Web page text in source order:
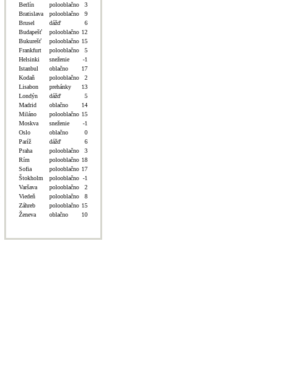
Berlín
polooblačno
3
Bratislava
polooblačno
9
Brusel
dážď
6
Budapešť
polooblačno 12
Bukurešť
polooblačno 15
Frankfurt
polooblačno
5
Helsinki
sneženie
-1
Istanbul
oblačno
17
Kodaň
polooblačno
2
Lisabon
prehánky
13
Londýn
dážď
5
Madrid
oblačno
14
Miláno
polooblačno 15
Moskva
sneženie
-1
Oslo
oblačno
0
Paríž
dážď
6
Praha
polooblačno
3
Rím
polooblačno 18
Sofia
polooblačno 17
Štokholm
polooblačno -1
Varšava
polooblačno
2
Viedeň
polooblačno
8
Záhreb
polooblačno 15
Ženeva
oblačno 10